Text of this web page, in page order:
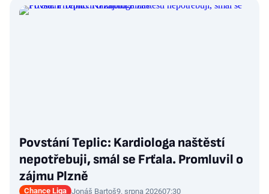
Povstání Teplic: Kardiologa naštěstí
nepotřebuji, smál se Frťala. Promluvil o
zájmu Plzně
Chance Liga Jonáš Bartoš9. srpna 202607:30